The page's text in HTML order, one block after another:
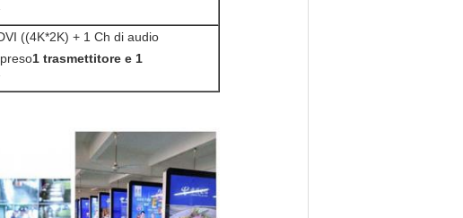
((4K*2K) + 1 Ch di audio
1 trasmettitore e 1